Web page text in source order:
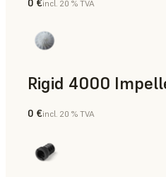
Ingénierie
0 €incl. 20 % TVA
Rigid 4000
Ingénierie
0 €incl. 20 % TVA